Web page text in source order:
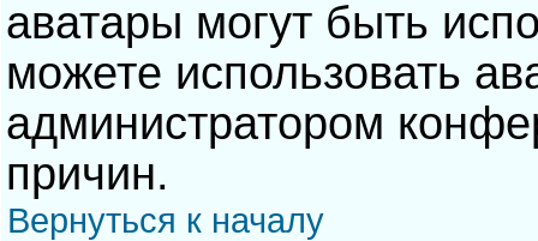
аватары могут быть
можете использовать
администратором
причин.
Вернуться к началу